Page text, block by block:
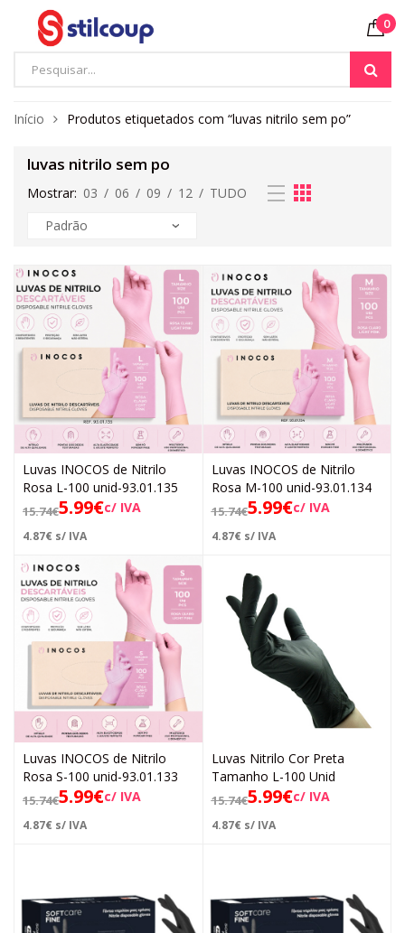
0
Início Produtos etiquetados com “luvas nitrilo sem po”
luvas nitrilo sem po
Mostrar: 03 / 06 / 09 / 12 / TUDO
Luvas INOCOS de Nitrilo
Rosa L-100 unid-93.01.135
15.74€5.99€c/ IVA
4.87€ s/ IVA
Luvas INOCOS de Nitrilo
Rosa M-100 unid-93.01.134
15.74€5.99€c/ IVA
4.87€ s/ IVA
Luvas INOCOS de Nitrilo
Rosa S-100 unid-93.01.133
15.74€5.99€c/ IVA
4.87€ s/ IVA
Luvas Nitrilo Cor Preta
Tamanho L-100 Unid
15.74€5.99€c/ IVA
4.87€ s/ IVA